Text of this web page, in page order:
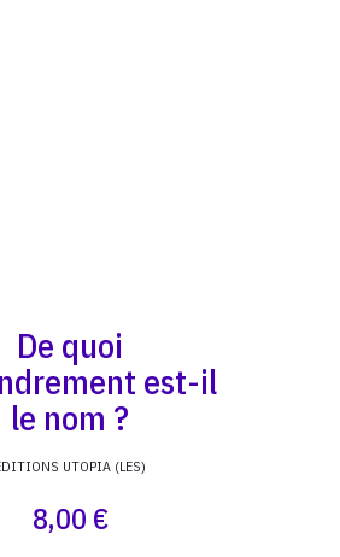
De quoi
est-il
le nom ?
UTOPIA (LES)
8,00 €